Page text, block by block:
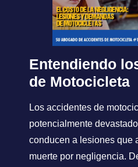
Entendiendo
de Motocicleta
Los accidentes de
potencialmente
conducen a lesiones que
muerte por negligencia.